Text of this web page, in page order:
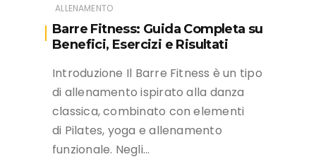
ALLENAMENTO
Barre Fitness: Guida Completa su
Benefici, Esercizi e Risultati
Introduzione Il Barre Fitness è un tipo
di allenamento ispirato alla danza
classica, combinato con elementi
di Pilates, yoga e allenamento
funzionale. Negli…